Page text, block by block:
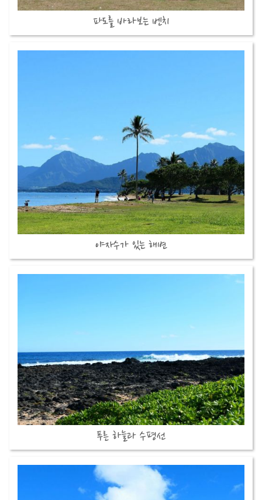
파도를 바라보는 벤치
야자수가 있는 해변
푸른 하늘과 수평선